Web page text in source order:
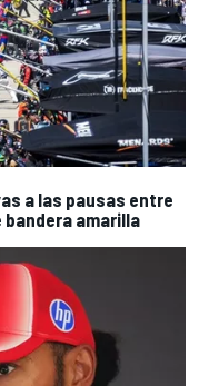
a las pausas entre
amarilla